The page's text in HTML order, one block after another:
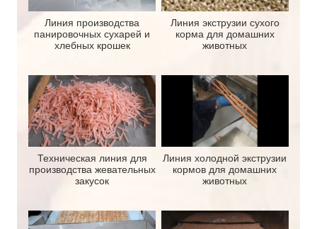
Линия производства
панировочных сухарей и
хлебных крошек
Линия экструзии сухого
корма для домашних
животных
Техническая линия для
производства жевательных
закусок
Линия холодной экструзии
кормов для домашних
животных